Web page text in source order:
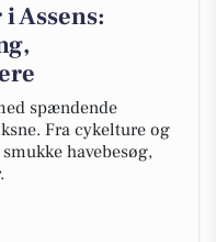
Assens:
spændende
Fra cykelture og
havebesøg,